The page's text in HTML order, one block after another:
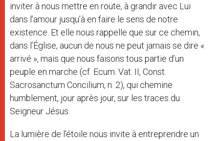
inviter à nous mettre en route, à grandir avec Lui
dans l’amour jusqu’à en faire le sens de notre
existence. Et elle nous rappelle que sur ce chemin,
dans l’Église, aucun de nous ne peut jamais se dire «
arrivé », mais que nous faisons tous partie d’un
peuple en marche (cf. Ecum. Vat. II, Const.
Sacrosanctum Concilium, n. 2), qui chemine
humblement, jour après jour, sur les traces du
Seigneur Jésus.
La lumière de l’étoile nous invite à entreprendre un